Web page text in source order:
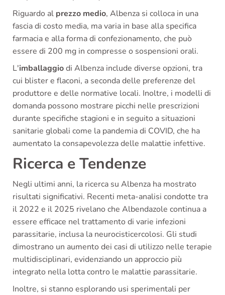
Riguardo al prezzo medio, Albenza si colloca in una
fascia di costo media, ma varia in base alla specifica
farmacia e alla forma di confezionamento, che può
essere di 200 mg in compresse o sospensioni orali.
L'imballaggiodi Albenza include diverse opzioni, tra
cui blister e flaconi, a seconda delle preferenze del
produttore e delle normative locali. Inoltre, i modelli di
domanda possono mostrare picchi nelle prescrizioni
durante specifiche stagioni e in seguito a situazioni
sanitarie globali come la pandemia di COVID, che ha
aumentato la consapevolezza delle malattie infettive.
Ricerca e Tendenze
Negli ultimi anni, la ricerca su Albenza ha mostrato
risultati significativi. Recenti meta-analisi condotte tra
il 2022 e il 2025 rivelano che Albendazole continua a
essere efficace nel trattamento di varie infezioni
parassitarie, inclusa la neurocisticercolosi. Gli studi
dimostrano un aumento dei casi di utilizzo nelle terapie
multidisciplinari, evidenziando un approccio più
integrato nella lotta contro le malattie parassitarie.
Inoltre, si stanno esplorando usi sperimentali per